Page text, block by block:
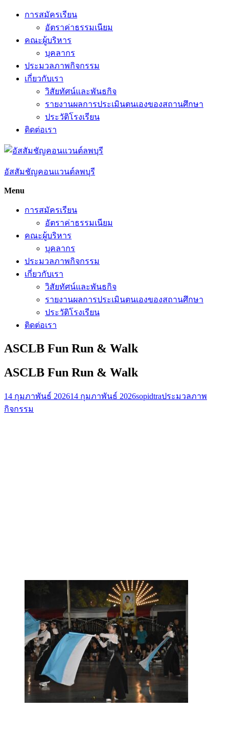
Skip
การสมัครเรียน
อัตราค่าธรรมเนียม
คณะผู้บริหาร
บุคลากร
ประมวลภาพกิจกรรม
เกี่ยวกับเรา
วิสัยทัศน์และพันธกิจ
รายงานผลการประเมินตนเองของสถานศึกษา
ประวัติโรงเรียน
ติดต่อเรา
อัสสัมชัญคอนแวนต์ลพบุรี
Menu
การสมัครเรียน
อัตราค่าธรรมเนียม
คณะผู้บริหาร
บุคลากร
ประมวลภาพกิจกรรม
เกี่ยวกับเรา
วิสัยทัศน์และพันธกิจ
รายงานผลการประเมินตนเองของสถานศึกษา
ประวัติโรงเรียน
ติดต่อเรา
ASCLB Fun Run & Walk
ASCLB Fun Run & Walk
14 กุมภาพันธ์ 202614 กุมภาพันธ์ 2026sopidtraประมวลภาพ
กิจกรรม